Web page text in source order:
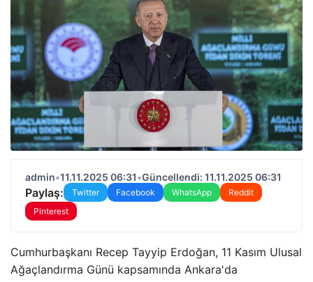
admin•11.11.2025 06:31•Güncellendi: 11.11.2025 06:31
Paylaş: Twitter Facebook WhatsApp
Reddit
Pinterest
Cumhurbaşkanı Recep Tayyip Erdoğan, 11 Kasım Ulusal
Ağaçlandırma Günü kapsamında Ankara'da